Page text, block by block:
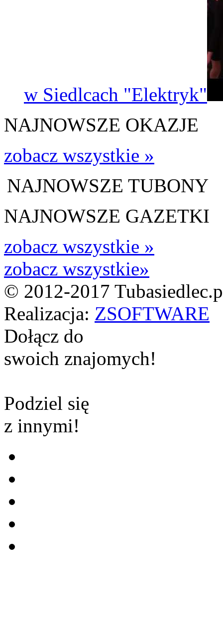
w Siedlcach "Elektryk"
NAJNOWSZE OKAZJE
zobacz wszystkie »
NAJNOWSZE TUBONY
NAJNOWSZE GAZETKI
zobacz wszystkie »
zobacz wszystkie»
© 2012-2017
Realizacja: ZSOFTWARE
Dołącz do
swoich znajomych!
Podziel się
z innymi!